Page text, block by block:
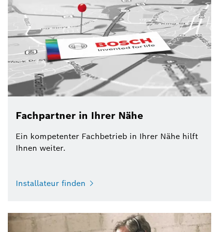
Fachpartner in Ihrer Nähe
Ein kompetenter Fachbetrieb in Ihrer Nähe hilft
Ihnen weiter.
Installateur finden